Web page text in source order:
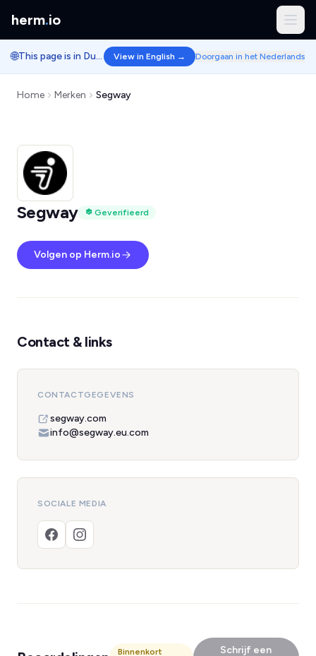
herm.io
🌐 This page is in Dutch. View in English → Doorgaan in het Nederlands
Home Merken Segway
Segway Geverifieerd
Volgen op Herm.io
Contact & links
CONTACTGEGEVENS
segway.com
info@segway.eu.com
SOCIALE MEDIA
Binnenkort
Schrijf een